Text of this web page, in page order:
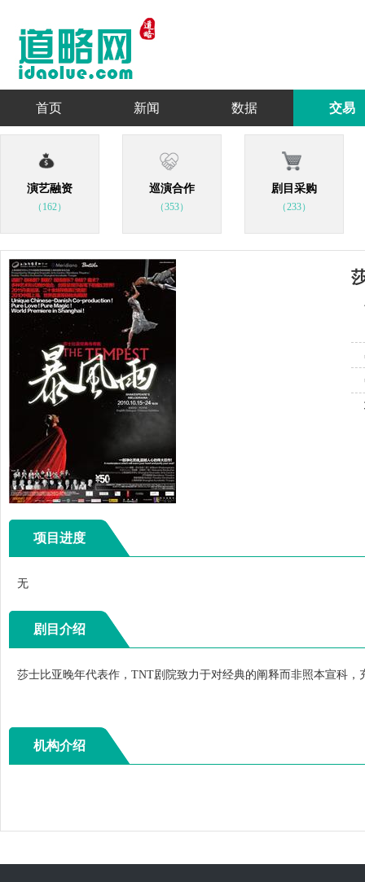
首页 新闻 数据 交易
演艺融资
（162）
巡演合作
（353）
剧目采购
（233）
项目进度
无
剧目介绍
莎士比亚晚年代表作， TNT剧院致力于对经典的阐释而非照本宣科，
机构介绍